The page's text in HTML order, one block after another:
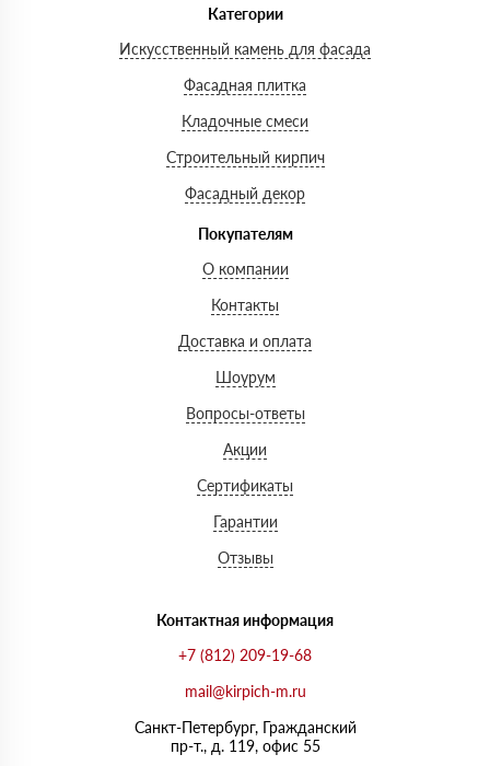
Категории
Искусственный камень для фасада
Фасадная плитка
Кладочные смеси
Строительный кирпич
Фасадный декор
Покупателям
О компании
Контакты
Доставка и оплата
Шоурум
Вопросы-ответы
Акции
Сертификаты
Гарантии
Отзывы
Контактная информация
+7 (812) 209-19-68
mail@kirpich-m.ru
Санкт-Петербург, Граждaнский
пр-т., д. 119, офис 55